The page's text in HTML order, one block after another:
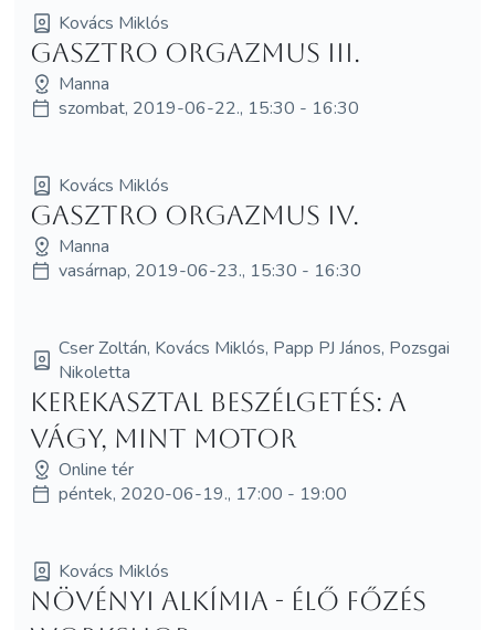
Kovács Miklós
Gasztro orgazmus III.
Manna
szombat, 2019-06-22., 15:30 - 16:30
Kovács Miklós
Gasztro orgazmus IV.
Manna
vasárnap, 2019-06-23., 15:30 - 16:30
Cser Zoltán, Kovács Miklós, Papp PJ János, Pozsgai
Nikoletta
Kerekasztal beszélgetés: A
vágy, mint motor
Online tér
péntek, 2020-06-19., 17:00 - 19:00
Kovács Miklós
Növényi alkímia - élő főzés